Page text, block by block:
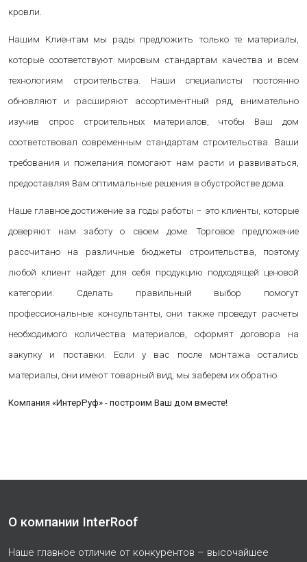
кровли.
Нашим Клиентам мы рады предложить только те материалы,
которые соответствуют мировым стандартам качества и всем
технологиям строительства. Наши специалисты постоянно
обновляют и расширяют ассортиментный ряд, внимательно
изучив спрос строительных материалов, чтобы Ваш дом
соответствовал современным стандартам строительства. Ваши
требования и пожелания помогают нам расти и развиваться,
предоставляя Вам оптимальные решения в обустройстве дома.
Наше главное достижение за годы работы – это клиенты, которые
доверяют нам заботу о своем доме. Торговое предложение
рассчитано на различные бюджеты строительства, поэтому
любой клиент найдет для себя продукцию подходящей ценовой
категории. Сделать правильный выбор помогут
профессиональные консультанты, они также проведут расчеты
необходимого количества материалов, оформят договора на
закупку и поставки. Если у вас после монтажа остались
материалы, они имеют товарный вид, мы заберем их обратно.
Компания «ИнтерРуф» - построим Ваш дом вместе!
О компании InterRoof
Наше главное отличие от конкурентов – высочайшее